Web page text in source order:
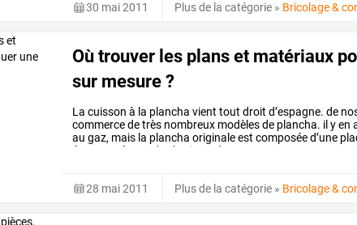
30 mai 2011 Plus de la catégorie » Bricolage &
Où trouver les plans et matériaux
sur mesure ?
La cuisson à la plancha vient tout droit d’espagne. de
commercedetrès nombreux modèlesde plancha. il yen
au gaz, mais la plancha originaleest composéed’une
étant
posée des braises. de
28 mai 2011 Plus de la catégorie » Bricolage &